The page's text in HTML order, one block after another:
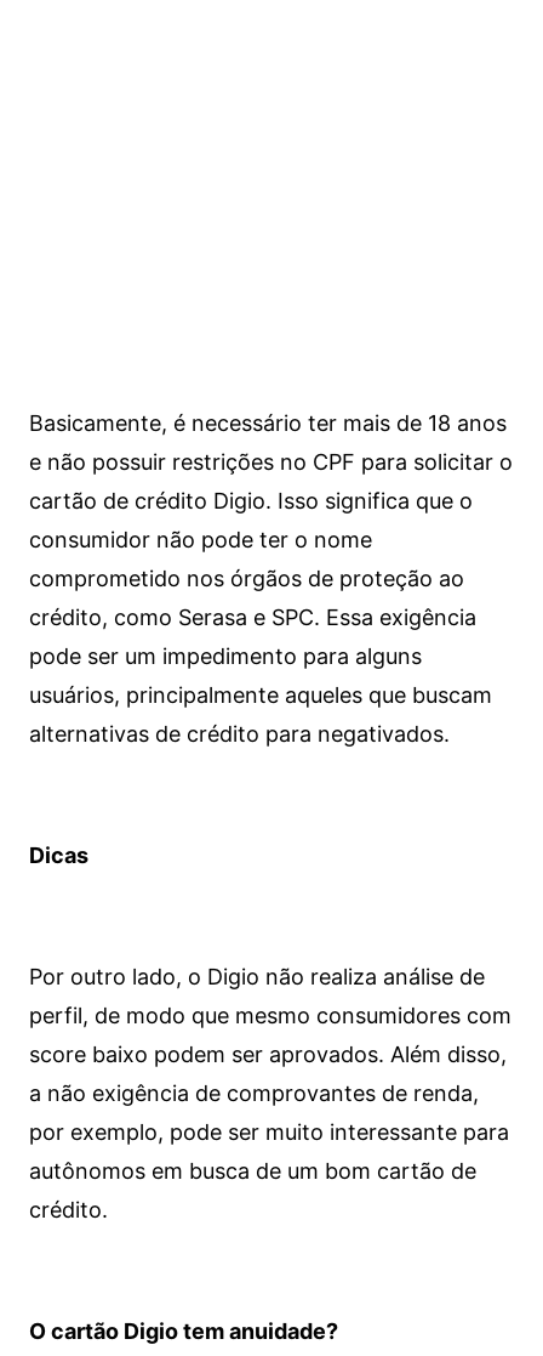
Basicamente, é necessário ter mais de 18 anos
e não possuir restrições no CPF para solicitar o
cartão de crédito Digio. Isso significa que o
consumidor não pode ter o nome
comprometido nos órgãos de proteção ao
crédito, como Serasa e SPC. Essa exigência
pode ser um impedimento para alguns
usuários, principalmente aqueles que buscam
alternativas de crédito para negativados.
Dicas
Por outro lado, o Digio não realiza análise de
perfil, de modo que mesmo consumidores com
score baixo podem ser aprovados. Além disso,
a não exigência de comprovantes de renda,
por exemplo, pode ser muito interessante para
autônomos em busca de um bom cartão de
crédito.
O cartão Digio tem anuidade?